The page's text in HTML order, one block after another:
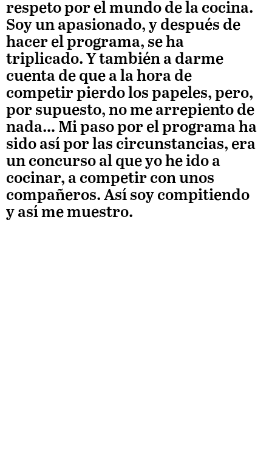
respeto por el mundo de la cocina.
Soy un apasionado, y después de
hacer el programa, se ha
triplicado. Y también a darme
cuenta de que a la hora de
competir pierdo los papeles, pero,
por supuesto, no me arrepiento de
nada… Mi paso por el programa ha
sido así por las circunstancias, era
un concurso al que yo he ido a
cocinar, a competir con unos
compañeros. Así soy compitiendo
y así me muestro.